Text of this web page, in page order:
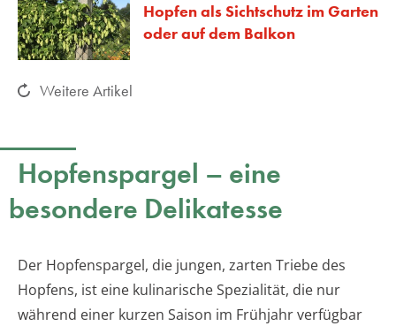
Hopfen als Sichtschutz im Garten
oder auf dem Balkon
Weitere Artikel
Hopfenspargel – eine
besondere Delikatesse
Der Hopfenspargel, die jungen, zarten Triebe des
Hopfens, ist eine kulinarische Spezialität, die nur
während einer kurzen Saison im Frühjahr verfügbar